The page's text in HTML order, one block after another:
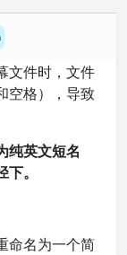
文件时，文件
空格），导致
纯英文短名
。
命名为一个简